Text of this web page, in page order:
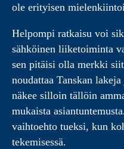
ole erityisen
Helpompi ratkaisu voi
sähköinen liiketoiminta
sen pitäisi olla merkki
noudattaa Tanskan
näkee silloin tällöin
mukaista
vaihtoehto tueksi, kun
tekemisessä.